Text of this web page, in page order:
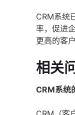
CRM系统
率，促进
更高的客
相关
CRM系统